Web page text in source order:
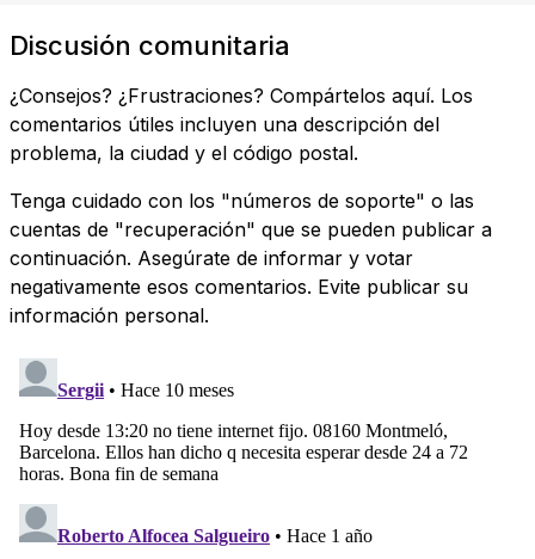
Discusión comunitaria
¿Consejos? ¿Frustraciones? Compártelos aquí. Los
comentarios útiles incluyen una descripción del
problema, la ciudad y el código postal.
Tenga cuidado con los "números de soporte" o las
cuentas de "recuperación" que se pueden publicar a
continuación. Asegúrate de informar y votar
negativamente esos comentarios. Evite publicar su
información personal.